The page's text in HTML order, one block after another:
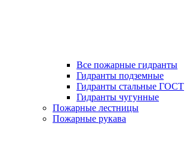
Все пожарные гидранты
Гидранты подземные
Гидранты стальные ГОСТ
Гидранты чугунные
Пожарные лестницы
Пожарные рукава